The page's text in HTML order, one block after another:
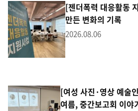
[젠더폭력 대응활동
만든 변화의 기록
2026.08.06
[여성 사진·영상 예술
여름, 중간보고회 이야